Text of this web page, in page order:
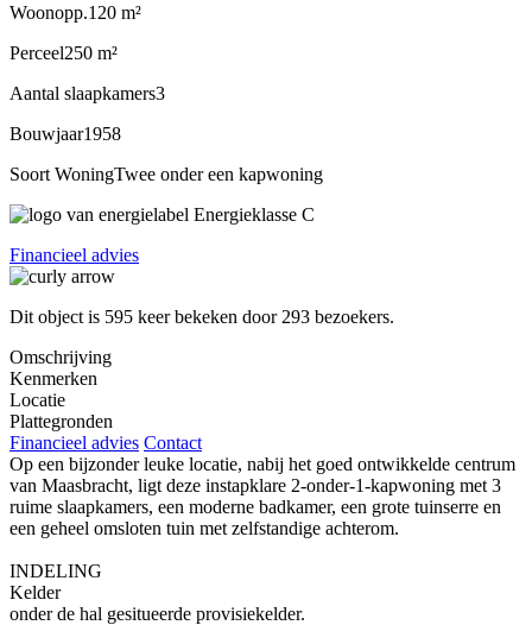
Woonopp.120 m²
Perceel250 m²
Aantal slaapkamers3
Bouwjaar1958
Soort WoningTwee onder een kapwoning
Energieklasse C
Financieel advies
Dit object is 595 keer bekeken door 293 bezoekers.
Omschrijving
Kenmerken
Locatie
Plattegronden
Financieel advies Contact
Op een bijzonder leuke locatie, nabij het goed ontwikkelde centrum
van Maasbracht, ligt deze instapklare 2-onder-1-kapwoning met 3
ruime slaapkamers, een moderne badkamer, een grote tuinserre en
een geheel omsloten tuin met zelfstandige achterom.
INDELING
Kelder
onder de hal gesitueerde provisiekelder.